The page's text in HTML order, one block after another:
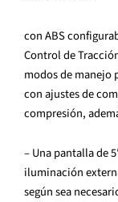
con ABS
Control de
modos de manejo
con ajustes de
compresión,
– Una pantalla de
iluminación
según sea